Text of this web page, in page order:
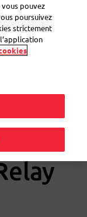
que
pouvez
poursuivez
strictement